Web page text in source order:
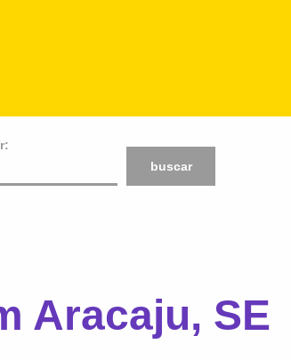
buscar
Aracaju, SE